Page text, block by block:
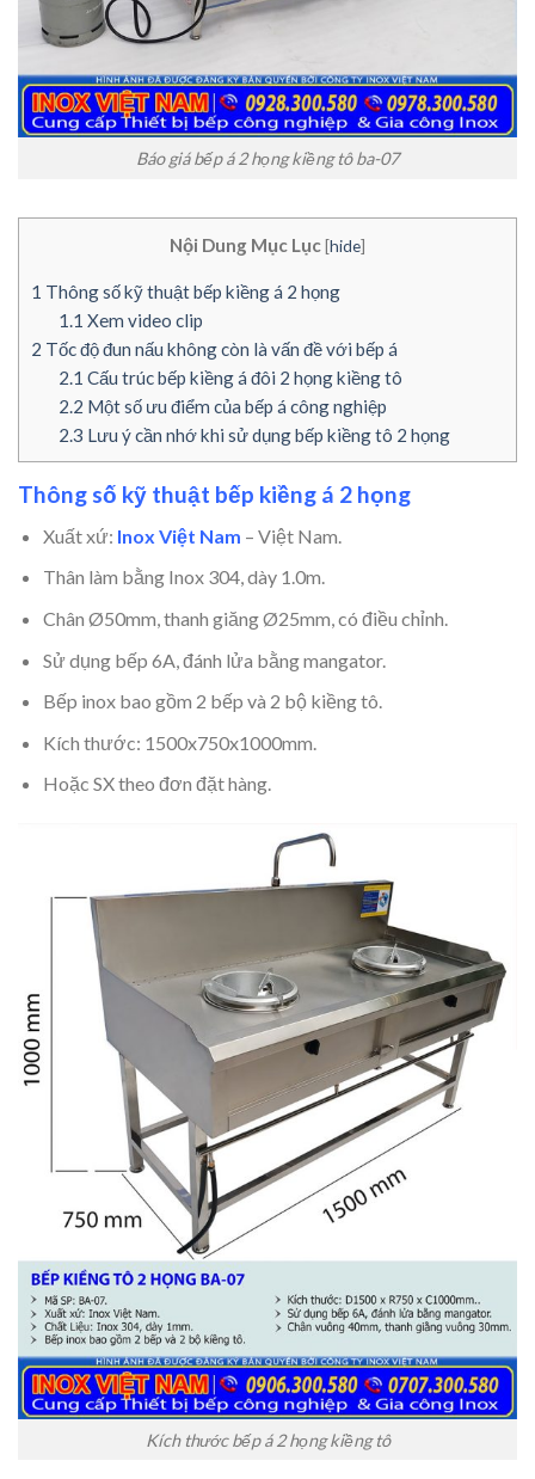
Báo giá bếp á 2 họng kiềng tô ba-07
Nội Dung Mục Lục[hide]
1 Thông số kỹ thuật bếp kiềng á 2 họng
1.1 Xem video clip
2 Tốc độ đun nấu không còn là vấn đề với bếp á
2.1 Cấu trúc bếp kiềng á đôi 2 họng kiềng tô
2.2 Một số ưu điểm của bếp á công nghiệp
2.3 Lưu ý cần nhớ khi sử dụng bếp kiềng tô 2 họng
Thông số kỹ thuật bếp kiềng á 2 họng
Xuất xứ: Inox Việt Nam – Việt Nam.
Thân làm bằng Inox 304, dày 1.0m.
Chân Ø50mm, thanh giăng Ø25mm, có điều chỉnh.
Sử dụng bếp 6A, đánh lửa bằng mangator.
Bếp inox bao gồm 2 bếp và 2 bộ kiềng tô.
Kích thước: 1500x750x1000mm.
Hoặc SX theo đơn đặt hàng.
Kích thước bếp á 2 họng kiềng tô